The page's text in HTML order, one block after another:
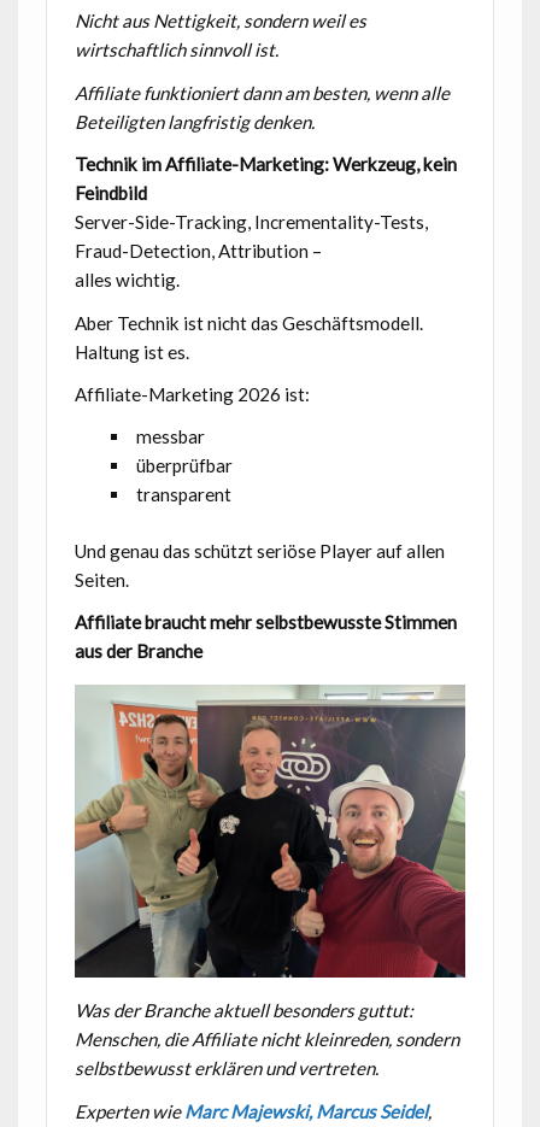
Nicht aus Nettigkeit, sondern weil es
wirtschaftlich sinnvoll ist.
Affiliate funktioniert dann am besten, wenn alle
Beteiligten langfristig denken.
Technik im Affiliate-Marketing: Werkzeug, kein
Feindbild
Server-Side-Tracking, Incrementality-Tests,
Fraud-Detection, Attribution –
alles wichtig.
Aber Technik ist nicht das Geschäftsmodell.
Haltung ist es.
Affiliate-Marketing 2026 ist:
messbar
überprüfbar
transparent
Und genau das schützt seriöse Player auf allen
Seiten.
Affiliate braucht mehr selbstbewusste Stimmen
aus der Branche
Was der Branche aktuell besonders guttut:
Menschen, die Affiliate nicht kleinreden, sondern
selbstbewusst erklären und vertreten.
Experten wieMarc Majewski, Marcus Seidel,